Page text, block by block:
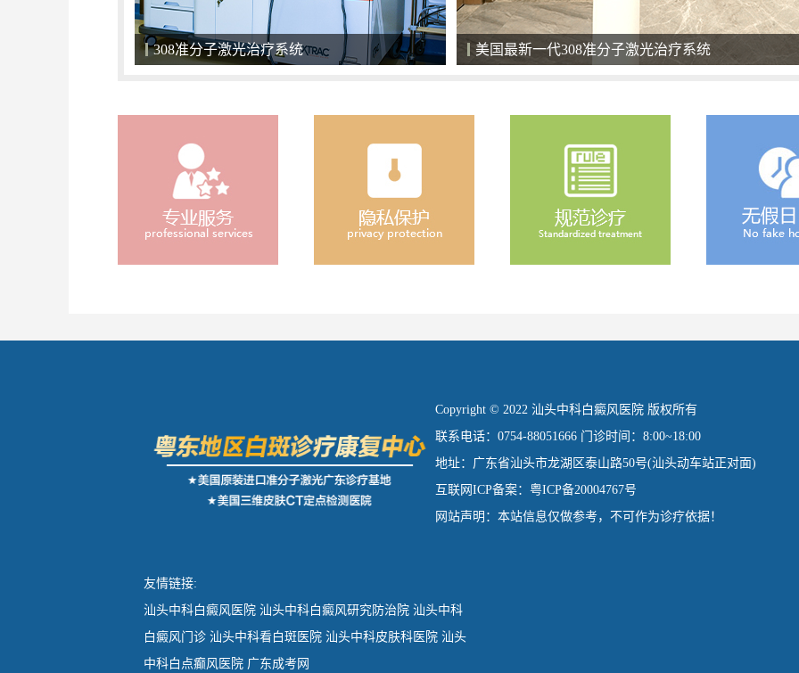
关爱儿童，小天使们不应该被区别对待 清净的住院环境，给患者舒心恢复的空间
Copyright © 2022 汕头中科白癜风医院 版权所有
联系电话：0754-88051666 门诊时间：8:00~18:00
地址：广东省汕头市龙湖区泰山路50号(汕头动车站正对面)
互联网ICP备案：粤ICP备20004767号
网站声明：本站信息仅做参考，不可作为诊疗依据！
友情链接:
汕头中科白癜风医院 汕头中科白癜风研究防治院 汕头中科
白癜风门诊 汕头中科看白斑医院 汕头中科皮肤科医院 汕头
中科白点癫风医院 广东成考网